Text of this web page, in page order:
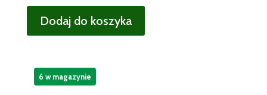
Dodaj do koszyka
6 w magazynie